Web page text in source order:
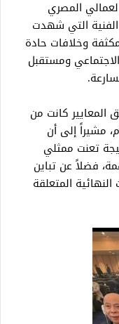
المصري
الفنية التي شهدت
وخلافات حادة
ومستقبل
كانت من
مشيراً إلى أن
تعنت ممثلي
فضلاً عن تباين
المتعلقة